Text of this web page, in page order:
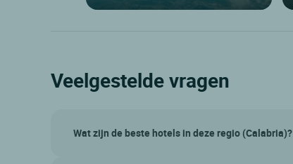
Veelgestelde vragen
Wat zijn de beste hotels in deze regio (Calabria)?